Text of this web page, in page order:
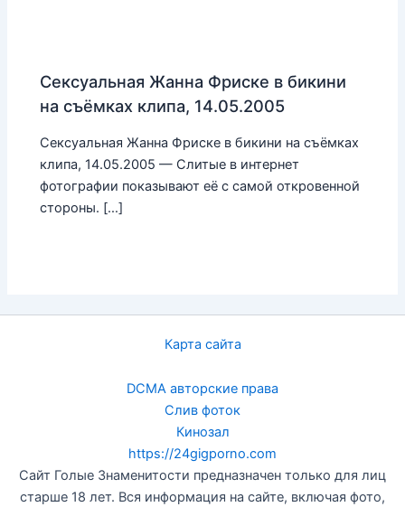
Сексуальная Жанна Фриске в бикини
на съёмках клипа, 14.05.2005
Сексуальная Жанна Фриске в бикини на съёмках
клипа, 14.05.2005 — Слитые в интернет
фотографии показывают её с самой откровенной
стороны. […]
Карта сайта
DCMA авторские права
Слив фоток
Кинозал
https://24gigporno.com
Сайт Голые Знаменитости предназначен только для лиц
старше 18 лет. Вся информация на сайте, включая фото,